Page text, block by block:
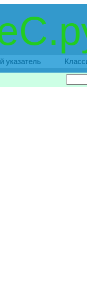
указатель